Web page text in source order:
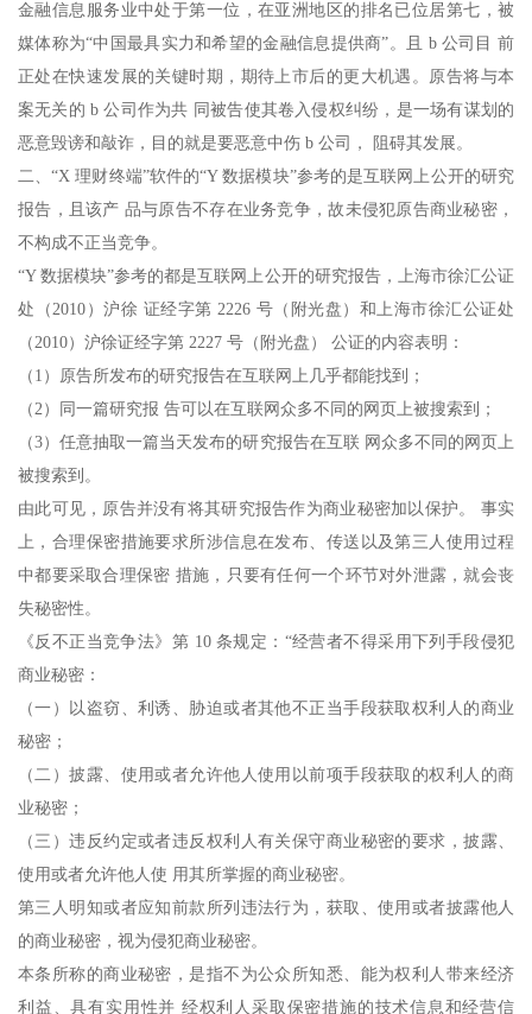
金融信息服务业中处于第一位，在亚洲地区的排名已位居第七，被
媒体称为“中国最具实力和希望的金融信息提供商”。且 b 公司目 前
正处在快速发展的关键时期，期待上市后的更大机遇。原告将与本
案无关的 b 公司作为共 同被告使其卷入侵权纠纷，是一场有谋划的
恶意毁谤和敲诈，目的就是要恶意中伤 b 公司， 阻碍其发展。
二、“X 理财终端”软件的“Y 数据模块”参考的是互联网上公开的研究
报告，且该产 品与原告不存在业务竞争，故未侵犯原告商业秘密，
不构成不正当竞争。
“Y 数据模块”参考的都是互联网上公开的研究报告，上海市徐汇公证
处（2010）沪徐 证经字第 2226 号（附光盘）和上海市徐汇公证处
（2010）沪徐证经字第 2227 号（附光盘） 公证的内容表明：
（1）原告所发布的研究报告在互联网上几乎都能找到；
（2）同一篇研究报 告可以在互联网众多不同的网页上被搜索到；
（3）任意抽取一篇当天发布的研究报告在互联 网众多不同的网页上
被搜索到。
由此可见，原告并没有将其研究报告作为商业秘密加以保护。 事实
上，合理保密措施要求所涉信息在发布、传送以及第三人使用过程
中都要采取合理保密 措施，只要有任何一个环节对外泄露，就会丧
失秘密性。
《反不正当竞争法》第 10 条规定：“经营者不得采用下列手段侵犯
商业秘密：
（一）以盗窃、利诱、胁迫或者其他不正当手段获取权利人的商业
秘密；
（二）披露、使用或者允许他人使用以前项手段获取的权利人的商
业秘密；
（三）违反约定或者违反权利人有关保守商业秘密的要求，披露、
使用或者允许他人使 用其所掌握的商业秘密。
第三人明知或者应知前款所列违法行为，获取、使用或者披露他人
的商业秘密，视为侵犯商业秘密。
本条所称的商业秘密，是指不为公众所知悉、能为权利人带来经济
利益、具有实用性并 经权利人采取保密措施的技术信息和经营信